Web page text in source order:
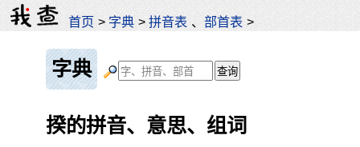
首页 > 字典 >拼音表 、部首表 >
字典
揆的拼音、意思、组词